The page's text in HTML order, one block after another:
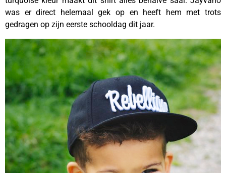
was er direct helemaal gek op en heeft hem met trots
gedragen op zijn eerste schooldag dit jaar.